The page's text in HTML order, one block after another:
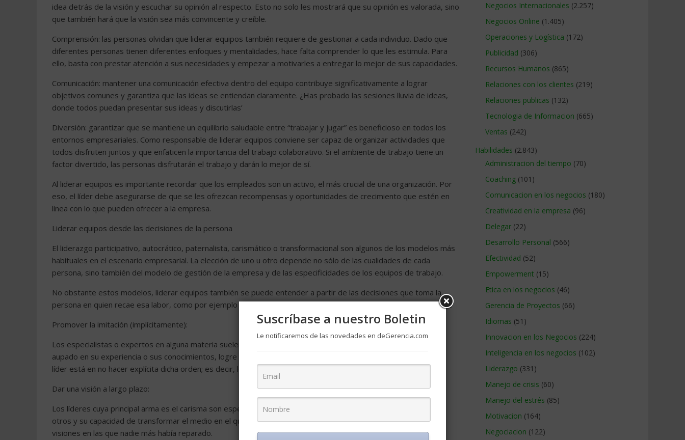
idea detrás de la visión y escuchar su opinión al respecto. Esto no solo les mostrará que su opinión es valorada, sino
que también hará que la visión sea más convincente y creíble.
Comprensión: las personas olvidan que liderar equipos también requiere de gestionar a cada individuo. Dado que
diferentes personas tienen diferentes enfoques y mentalidades, hace falta comprender lo que les estimula. Para
ello, basta con prestar atención a sus necesidades y empezar a motivarles a entregar lo mejor de sus capacidades.
Comunicación: mantener una comunicación efectiva dentro del equipo contribuye significativamente a lograr
objetivos comunes y garantiza que las ideas se entiendan claramente. ¿Has probado las sesiones lluvia de ideas,
donde todos puedan presentar sus ideas y discutirlas’
Diversión: garantizar que se mantiene un equilibrio saludable entre “trabajar y jugar” es beneficioso en todos los
entornos empresariales. Como responsable de liderar equipos conviene ser capaz de organizar actividades que
todos disfruten juntos y que enfaticen la importancia del trabajo colaborativo. Si el ambiente de trabajo tiene un
factor divertido, las personas disfrutarán el trabajo y darán lo mejor de sí.
Al liderar equipos es importante recordar que los empleados son un activo, el más crucial de una organización. Por
eso, el líder debe asegurarse de que se les ofrezcan recompensas y oportunidades de crecimiento que estén en
línea con lo que pueden ofrecer a la empresa.
Liderar equipos desde las decisiones de la persona
El liderazgo participativo, autocrático, paternalista, carismático o transformacional son algunos de los modelos más
habituales en el escenario empresarial. La elección de uno u otro depende no sólo de las cualidades de cada
persona, sino también del modelo de gestión de la empresa y de las especificidades de los equipos de trabajo.
No obstante estos modelos, liderar equipos también se puede entender a partir de las decisiones que toma la
persona en quien recae esa labor, como por ejemplo en alguno de los seis casos que presentamos a continuación:
Promover la imitación (implícitamente):
Los especialistas o expertos en alguna materia suelen practicar este modelo de liderazgo, pues la idea es que,
aupado en su experiencia o sus conocimientos, logre que el resto de los colaboradores le siga. La clave de este
líder está en no hacer explícita dicha orden; es decir, le siguen de forma natural.
Dar una visión a largo plazo:
Los líderes cuya principal arma es el carisma son especialistas en este modelo. Tan fuerte es su incidencia en los
otros y su capacidad de transformar el medio en el que se desenvuelven, que abren caminos y proporcionan
visiones en las que nadie más había reparado.
Negocios Internacionales (2.257)
Negocios Online (1.405)
Operaciones y Logística (172)
Publicidad (306)
Recursos Humanos (865)
Relaciones con los clientes (219)
Relaciones publicas (132)
Tecnologia de Informacion (665)
Ventas (242)
Habilidades (2.843)
Administracion del tiempo (70)
Coaching (101)
Comunicacion en los negocios (180)
Creatividad en la empresa (96)
Delegar (22)
Desarrollo Personal (566)
Efectividad (52)
Empowerment (15)
Etica en los negocios (46)
Gerencia de Proyectos (66)
Idiomas (51)
Innovacion en los Negocios (224)
Inteligencia en los negocios (102)
Liderazgo (331)
Manejo de crisis (60)
Manejo del estrés (85)
Motivacion (164)
Negociacion (122)
Suscríbase a nuestro Boletin
Le notificaremos de las novedades en deGerencia.com